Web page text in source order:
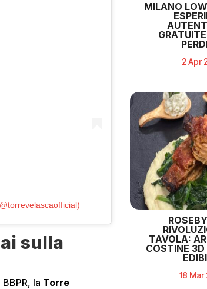
sulla
la Torre
MILANO
2 Apr
TAVOLA:
COSTINE
18 Mar